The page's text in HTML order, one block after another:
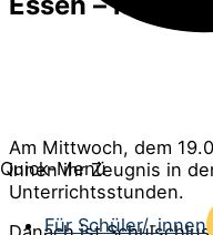
Quick-Menü
Für Schüler/-innen
Am Mittwoch, dem
innen ihr Zeugnis in
Unterrichtsstunden.